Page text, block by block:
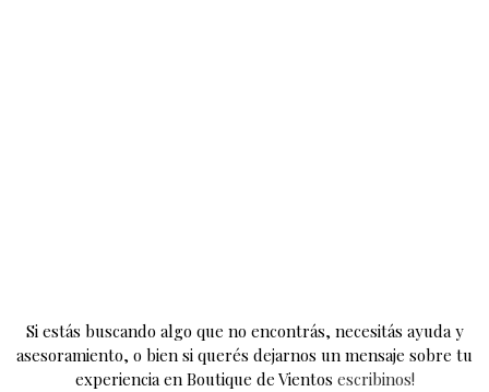
Si estás buscando algo que no encontrás, necesitás ayuda y
asesoramiento, o bien si querés dejarnos un mensaje sobre tu
experiencia en Boutique de Vientos escribinos!